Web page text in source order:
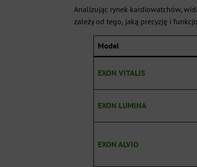
Analizując rynek kardiowatchów,
zależy od tego, jaką precyzję i
Model
EXON VITALIS
EXON LUMINA
EXON ALVIO